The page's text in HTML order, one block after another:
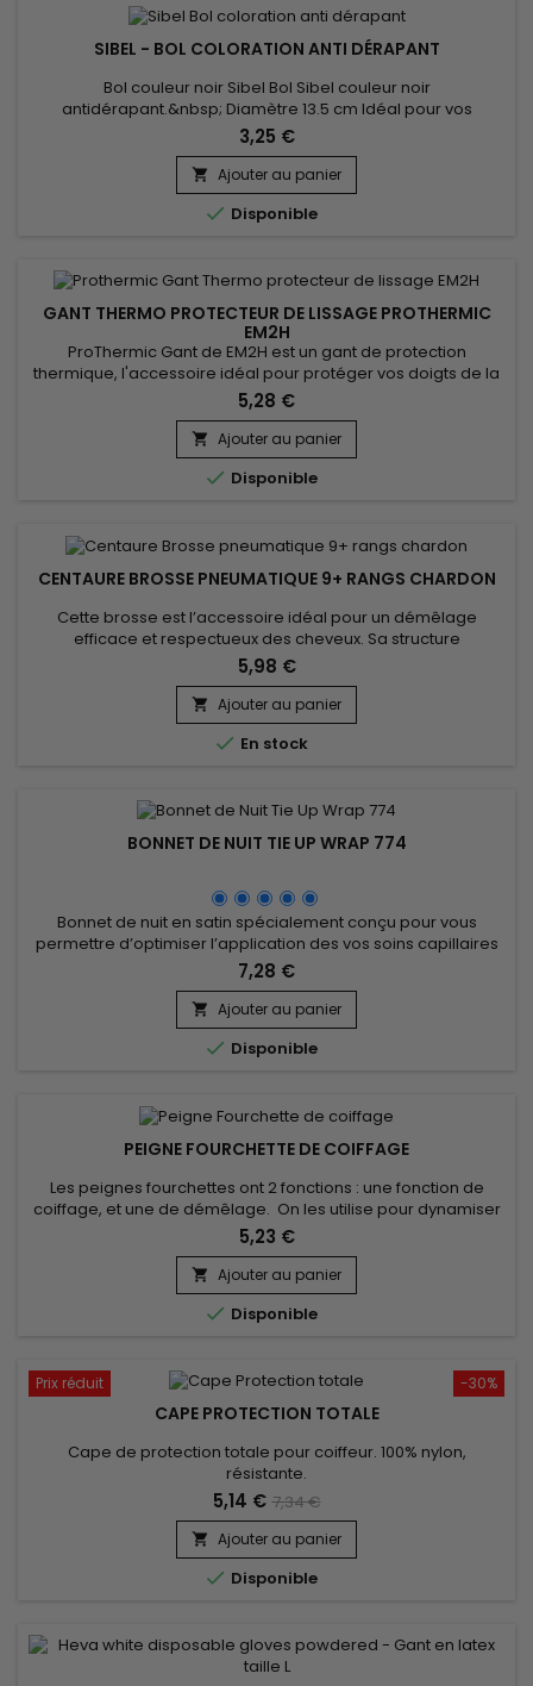
SIBEL - BOL COLORATION ANTI DÉRAPANT
Bol couleur noir Sibel Bol Sibel couleur noir
antidérapant.&nbsp; Diamètre 13.5 cm Idéal pour vos
colorations, lissages etc...
3,25 €
 Ajouter au panier
 Disponible
GANT THERMO PROTECTEUR DE LISSAGE PROTHERMIC
EM2H
ProThermic Gant de EM2H est un gant de protection
thermique, l'accessoire idéal pour protéger vos doigts de la
chaleur lors des lissages de cheveux.&nbsp; Il&nbsp;
protège vos doigts de la chaleur procurée à haute
température par le lisseur.&nbsp; Equipé de 3 doigts de
protection et d'une fermeture scratch.&nbsp; ProThermic
Gant de EM2H&nbsp; est conçu...
5,28 €
 Ajouter au panier
 Disponible
CENTAURE BROSSE PNEUMATIQUE 9+ RANGS CHARDON
Cette brosse est l’accessoire idéal pour un démêlage
efficace et respectueux des cheveux. Sa structure
pneumatique et ses picots en nylon souples glissent sans
accrocher, même sur les cheveux les plus délicats.La Brosse
pneumatique Centaure 9+ rangs en chardon s'adapte
parfaitement aux contours du cuir chevelu, assure un confort
optimal,&nbsp;stimule la...
5,98 €
 Ajouter au panier
 En stock
BONNET DE NUIT TIE UP WRAP 774
Bonnet de nuit en satin spécialement conçu pour vous
permettre d’optimiser l’application des vos soins capillaires
en améliorant leur efficacité pour un meilleur résultat.&nbsp;
Permet de prévenir les pertes de cheveux et de garder au
mieux votre coiffure, améliore la santé de vos cheveux.
7,28 €
 Ajouter au panier
 Disponible
PEIGNE FOURCHETTE DE COIFFAGE
Les peignes fourchettes ont 2 fonctions : une fonction de
coiffage, et une de démêlage. On les utilise pour dynamiser
une mise en pli en touche finale ou pour tranformer des
boucles en waves. Vraiment l'idéal pour les chevelures
bouclées !
5,23 €
 Ajouter au panier
 Disponible
-30%
Prix réduit
CAPE PROTECTION TOTALE
Cape de protection totale pour coiffeur. 100% nylon,
résistante.
5,14 € 7,34 €
 Ajouter au panier
 Disponible